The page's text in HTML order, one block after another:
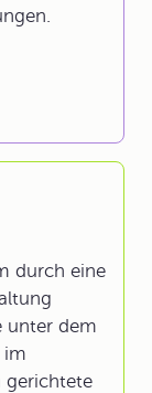
durch eine
unter dem
im
gerichtete